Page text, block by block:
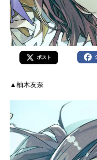
ポスト
▲柚木友奈